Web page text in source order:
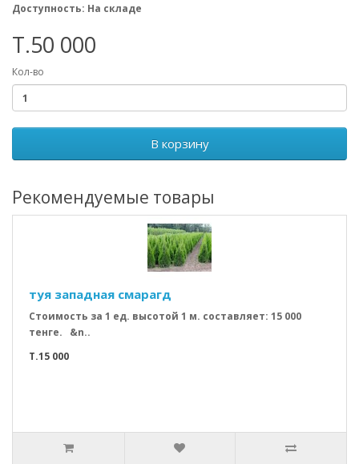
Доступность: На складе
T.50 000
Кол-во
В корзину
Рекомендуемые товары
туя западная смарагд
Стоимость за 1 ед. высотой 1 м. составляет: 15 000
тенге. &n..
T.15 000